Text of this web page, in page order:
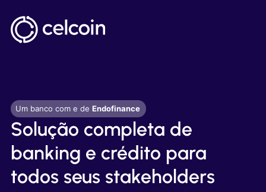
Um banco com e de Endofinance
Solução completa de
banking e crédito para
todos seus stakeholders